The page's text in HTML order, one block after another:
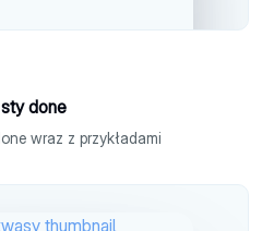
done
wraz z przykładami